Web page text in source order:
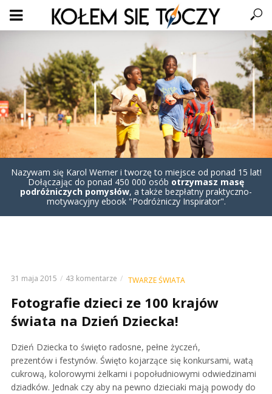
Nazywam się Karol Werner i tworzę to miejsce od ponad 15 lat!
Dołączając do ponad 450 000 osób otrzymasz masę
podróżniczych pomysłów, a także bezpłatny praktyczno-
motywacyjny ebook "Podróżniczy Inspirator".
31 maja 2015 43 komentarze TWARZE ŚWIATA
Fotografie dzieci ze 100 krajów
świata na Dzień Dziecka!
Dzień Dziecka to święto radosne, pełne życzeń,
prezentów i festynów. Święto kojarzące się konkursami, watą
cukrową, kolorowymi żelkami i popołudniowymi odwiedzinami
dziadków. Jednak czy aby na pewno dzieciaki mają powody do